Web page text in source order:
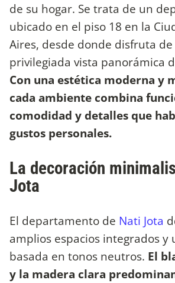
de su hogar. Se trata de un
ubicado en el piso 18 en la
Aires, desde donde disfruta de
privilegiada vista panorámica
Con una estética moderna y
cada ambiente combina
comodidad y detalles que
gustos personales.
La decoración
Jota
El departamento de Nati Jota
amplios espacios integrados y
basada en tonos neutros. El
y la madera clara